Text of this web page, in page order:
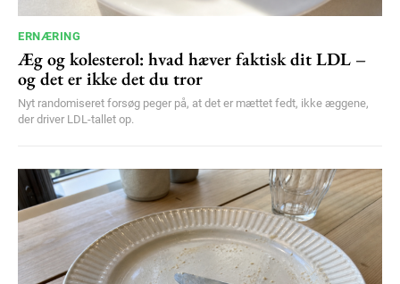
ERNÆRING
Æg og kolesterol: hvad hæver faktisk dit LDL –
og det er ikke det du tror
Nyt randomiseret forsøg peger på, at det er mættet fedt, ikke æggene,
der driver LDL-tallet op.